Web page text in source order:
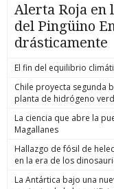
Alerta Roja en
del Pingüino
drásticamente
El fin del equilibrio
Chile proyecta segunda
planta de hidrógeno
La ciencia que abre la
Magallanes
Hallazgo de fósil de
en la era de los
La Antártica bajo una